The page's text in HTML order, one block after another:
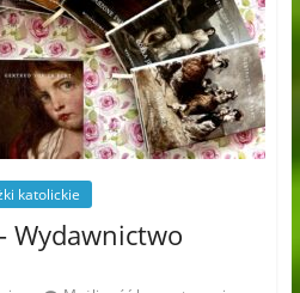
katolickie
Wydawnictwo